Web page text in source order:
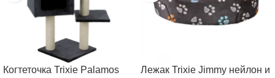
Когтеточка Trixie Palamos
Лежак Trixie Jimmy нейлон и